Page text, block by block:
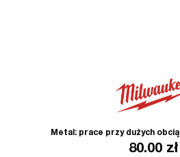
Metal: prace przy dużych
80.00 zł